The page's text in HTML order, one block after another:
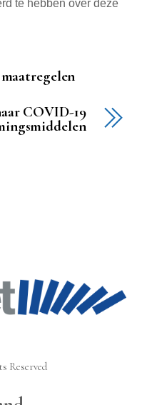
te hebben over deze
COVID-19
Reserved